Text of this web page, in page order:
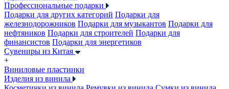
Профессиональные подарки
Подарки для других категорий Подарки для
железнодорожников Подарки для музыкантов Подарки для
нефтяников Подарки для строителей Подарки для
финансистов Подарки для энергетиков
Сувениры из Китая
+
Виниловые пластинки
Изделия из винила